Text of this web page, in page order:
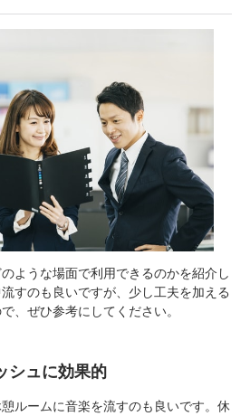
ような場面で利用できるのかを紹介し
すのも良いですが、少し工夫を加える
、ぜひ参考にしてください。
シュに効果的
ルームに音楽を流すのも良いです。休